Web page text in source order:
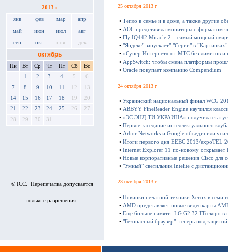
2013 г
янв фев мар апр
май июн июл авг
сен окт ноя дек
октябрь
Пн Вт Ср Чт Пт Сб
Вс
1
2 3 4 5
6
7
8 9 10 11 12
13
14
15 16 17 18 19
20
21
22 23 24 25 26
27
28
29 30 31
© ICC. Перепечатка допускается
только с разрешения .
25 октября 2013 г
• Тепло в семье и в доме, а также другие
• AOC представила мониторы с форматом
• Fly IQ442 Miracle 2 – самый мощный
• "Яндекс" запускает" "Серии" в "Картинках"
• «Супер Интернет» от МТС без лимитов и
• AppSwitch: чтобы смена платформы
• Oracle покупает компанию Compendium
24 октября 2013 г
• Украинский национальный финал WCG
• ABBYY FineReader Engine научился
• «ЭС ЭНД ТИ УКРАИНА» получила
• Первое заседание интеллектуального
• Arbor Networks и Google объединили
• Итоги первого дня ЕЕВС 2013/expoTEL
• Internet Explorer 11 по-новому открывает
• Новые корпоративные решения Cisco для
• "Умный" cветильник Intelite с
23 октября 2013 г
• Новинки печатной техники Xerox в семи
• AMD представляет новые видеокарты
• Еще больше памяти: LG G2 32 ГБ скоро в
• "Безопасный браузер": теперь под